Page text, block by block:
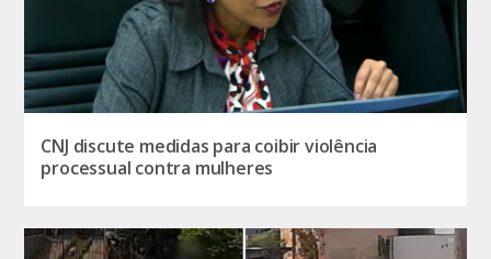
CNJ discute medidas para coibir violência
processual contra mulheres